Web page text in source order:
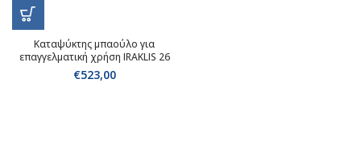
Καταψύκτης μπαούλο για
επαγγελματική χρήση IRAKLIS 26
€523,00